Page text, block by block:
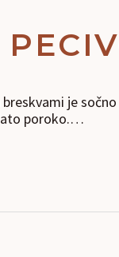
je
poroko.…